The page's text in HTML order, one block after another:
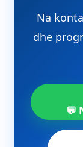
Na
dhe
💬